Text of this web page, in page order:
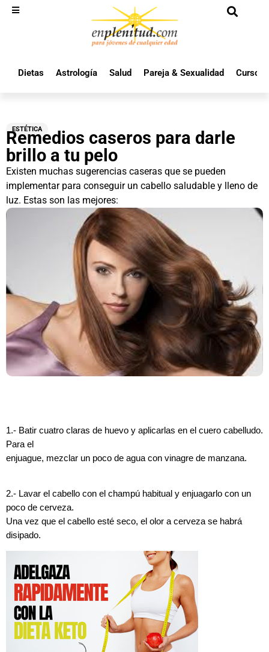
Dietas Astrología Salud Pareja & Sexualidad Cursos
ESTÉTICA
Remedios caseros para darle
brillo a tu pelo
Existen muchas sugerencias caseras que se pueden
implementar para conseguir un cabello saludable y lleno de
luz. Estas son las mejores:
1.- Batir cuatro claras de huevo y aplicarlas en el cuero cabelludo.
Para el
enjuague, mezclar un poco de agua con vinagre de manzana.
2.- Lavar el cabello con el champú habitual y enjuagarlo con un
poco de cerveza.
Una vez que el cabello esté seco, el olor a cerveza se habrá
disipado.